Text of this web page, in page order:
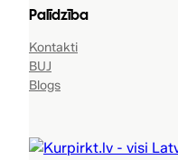
Palīdzība
Kontakti
BUJ
Blogs